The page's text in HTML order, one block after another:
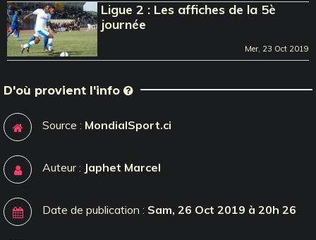
Ligue 2 : Les affiches de la 5è
journée
Mer, 23 Oct 2019
D'où provient l'info
Source : MondialSport.ci
Auteur : Japhet Marcel
Date de publication : Sam, 26 Oct 2019 à 20h 26